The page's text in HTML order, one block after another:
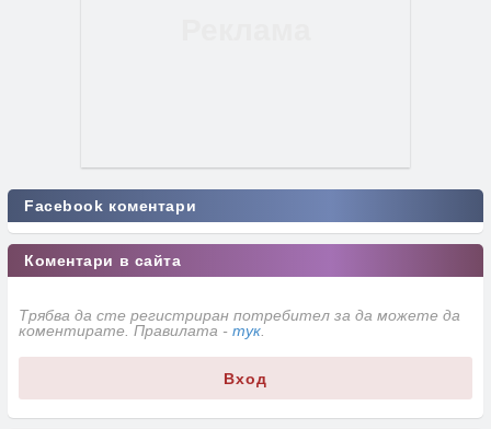
Facebook коментари
Коментари в сайта
Трябва да сте регистриран потребител за да можете да
коментирате. Правилата - тук
Вход